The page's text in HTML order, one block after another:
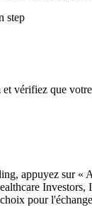
vérifiez que
appuyez sur «
pour